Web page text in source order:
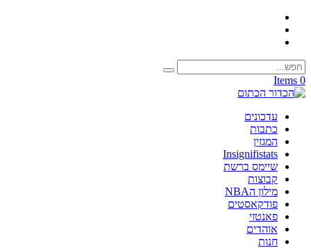
0 Items
עדכונים
כתבות
המגזין
Insignifistats
שיימס ברשת
קבוצות
מילון הNBA
פודקאסטים
פאנטזי
אוהדים
חנות